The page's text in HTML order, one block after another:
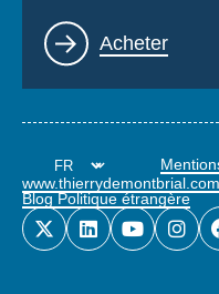
Lien
Acheter
www.thierrydemontbrial.com
Blog Politique étrangère